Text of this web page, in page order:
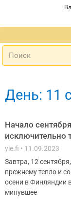
День: 11
Начало
исключительно
yle.fi
11.09.2023
Завтра, 12
прежнему тепло и
осени в Финляндии
минувшее